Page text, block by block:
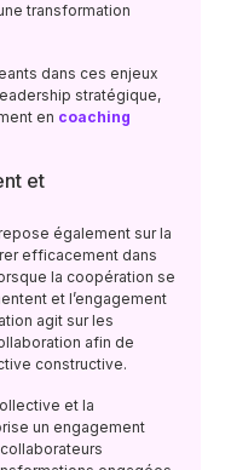
transformation
dans ces enjeux
stratégique,
en coaching
et
également sur la
efficacement dans
la coopération se
et l’engagement
agit sur les
afin de
constructive.
et la
un engagement